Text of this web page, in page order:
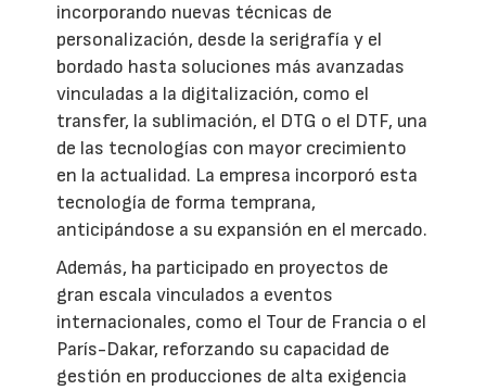
incorporando nuevas técnicas de
personalización, desde la serigrafía y el
bordado hasta soluciones más avanzadas
vinculadas a la digitalización, como el
transfer, la sublimación, el DTG o el DTF, una
de las tecnologías con mayor crecimiento
en la actualidad. La empresa incorporó esta
tecnología de forma temprana,
anticipándose a su expansión en el mercado.
Además, ha participado en proyectos de
gran escala vinculados a eventos
internacionales, como el Tour de Francia o el
París-Dakar, reforzando su capacidad de
gestión en producciones de alta exigencia